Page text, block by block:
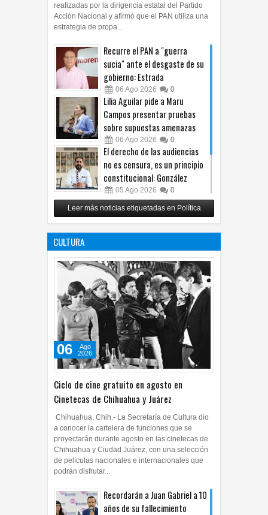
realizadas por la dirigencia estatal del Partido
Acción Nacional y afirmó que el PAN utiliza una
estrategia de propa...
Recurre el PAN a "guerra
sucia" ante el desgaste de su
gobierno: Estrada
06 Ago 2026 0
Lilia Aguilar pide a Maru
Campos presentar pruebas
sobre supuestas amenazas
06 Ago 2026 0
El derecho de las audiencias
no es censura, es un principio
constitucional: González
05 Ago 2026 0
Relanza Villalobos programa
de afiliación del PRI en
Leer más noticias etiquetadas en Política
CULTURA
Ciclo de cine gratuito en agosto en
Cinetecas de Chihuahua y Juárez
06
Ago
2026
Chihuahua, Chih.- La Secretaría de Cultura dio
a conocer la cartelera de funciones que se
proyectarán durante agosto en las cinetecas de
Chihuahua y Ciudad Juárez, con una selección
de películas nacionales e internacionales que
podrán disfrutar...
Recordarán a Juan Gabriel a 10
años de su fallecimiento